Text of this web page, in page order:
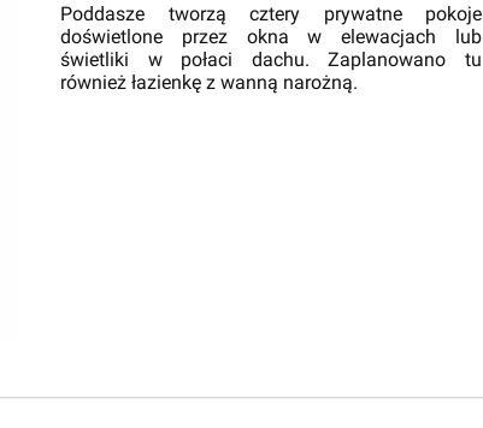
Poddasze tworzą cztery prywatne pokoje
doświetlone przez okna w elewacjach lub
świetliki w połaci dachu. Zaplanowano tu
również łazienkę z wanną narożną.